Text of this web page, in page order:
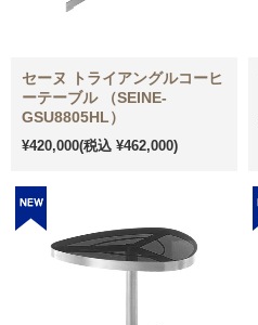
セーヌ トライアングルコーヒ
ーテーブル （SEINE-
GSU8805HL）
¥420,000(税込 ¥462,000)